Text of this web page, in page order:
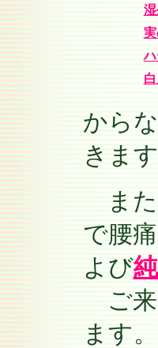
から
きま
また
で腰
よび
ご来
ます